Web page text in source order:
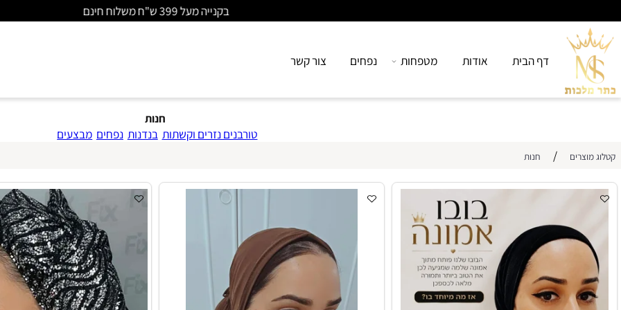
משלוח עד בית הלקוח רק ב35שח
דף הבית אודות מטפחות נפחים צור קשר
חנות
טורבנים נזרים וקשתות בנדנות נפחים מבצעים
/ חנות